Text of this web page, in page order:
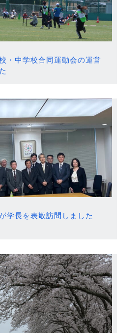
・中学校合同運動会の運営
学長を表敬訪問しました